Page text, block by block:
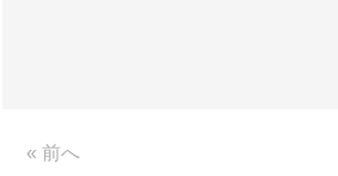
« 前へ